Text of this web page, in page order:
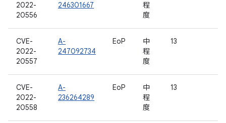
2022-
20556
246301667
程
度
CVE-
2022-
20557
A-
247092734
EoP
中
程
度
13
CVE-
2022-
20558
A-
236264289
EoP
中
程
度
13